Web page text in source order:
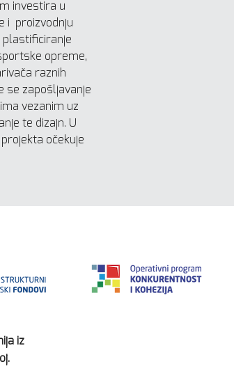
investira u
i proizvodnju
plastificiranje
opreme,
raznih
se zapošljavanje
vezanim uz
te dizajn. U
očekuje
iz